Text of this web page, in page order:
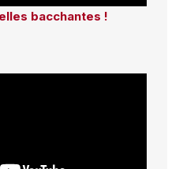
bacchantes !